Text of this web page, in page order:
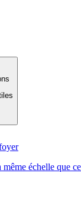
échelle que